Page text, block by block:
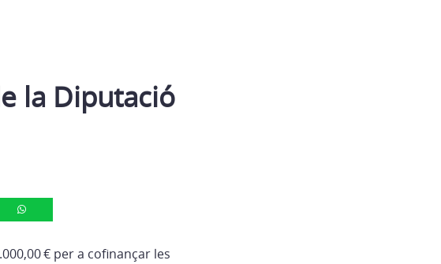
la Diputació
€ per a cofinançar les